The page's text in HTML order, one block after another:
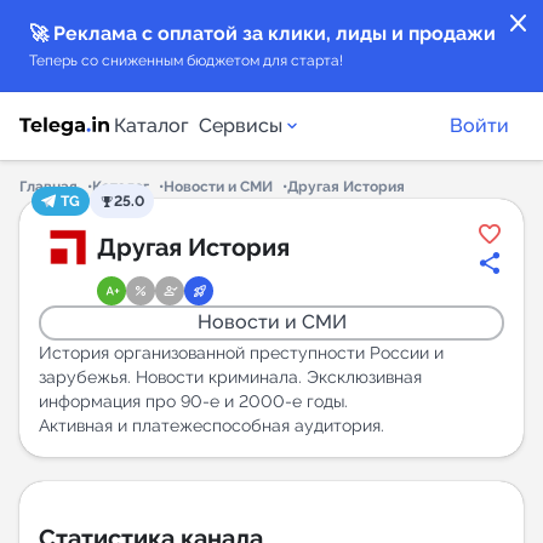
close
🚀 Реклама с оплатой за клики, лиды и продажи
Теперь со сниженным бюджетом для старта!
Каталог Сервисы
Каталог каналов
Каталог ботов
Горящие предложения
Индекс читаемости каналов в Telegram
New
Войти
Главная Каталог Новости и СМИ
Другая История
TG
25.0
Другая История
Новости и СМИ
История организованной преступности России и
зарубежья. Новости криминала. Эксклюзивная
информация про 90-е и 2000-е годы.
Активная и платежеспособная аудитория.